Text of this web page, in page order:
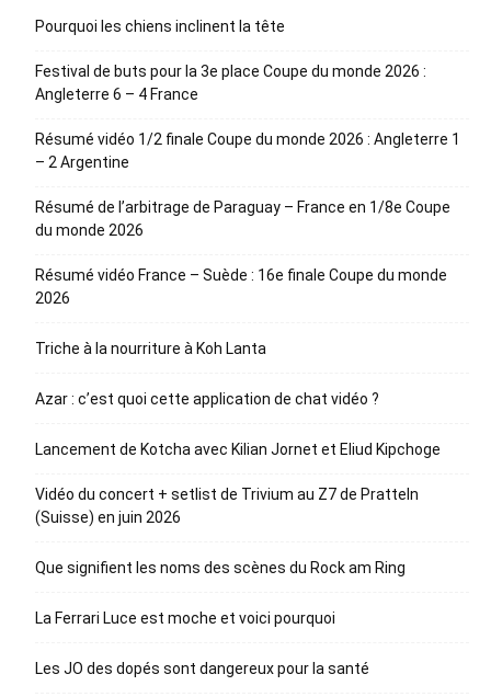
Pourquoi les chiens inclinent la tête
Festival de buts pour la 3e place Coupe du monde 2026 :
Angleterre 6 – 4 France
Résumé vidéo 1/2 finale Coupe du monde 2026 : Angleterre 1
– 2 Argentine
Résumé de l’arbitrage de Paraguay – France en 1/8e Coupe
du monde 2026
Résumé vidéo France – Suède : 16e finale Coupe du monde
2026
Triche à la nourriture à Koh Lanta
Azar : c’est quoi cette application de chat vidéo ?
Lancement de Kotcha avec Kilian Jornet et Eliud Kipchoge
Vidéo du concert + setlist de Trivium au Z7 de Pratteln
(Suisse) en juin 2026
Que signifient les noms des scènes du Rock am Ring
La Ferrari Luce est moche et voici pourquoi
Les JO des dopés sont dangereux pour la santé